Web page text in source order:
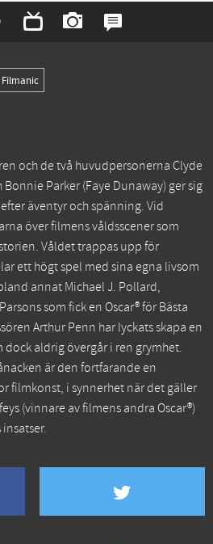
Filmanic
och de två huvudpersonerna Clyde
Parker (Faye Dunaway) ger sig
äventyr och spänning. Vid
över filmens våldsscener som
Våldet trappas upp för
ett högt spel med sina egna livsom
annat Michael J. Pollard,
som fick en Oscar® för Bästa
Arthur Penn har lyckats skapa en
dock aldrig övergår i ren grymhet.
är den fortfarande en
filmkonst, i synnerhet när det gäller
(vinnare av filmens andra Oscar®)